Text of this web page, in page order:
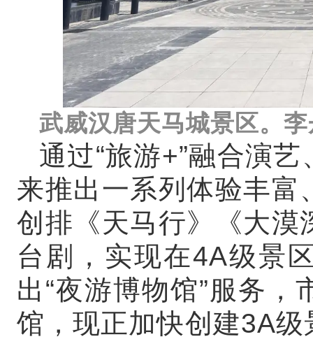
武威汉唐天马城景区。
通过“旅游+”融合演
来推出一系列体验丰富
创排《天马行》《大漠
台剧，实现在4A级景
出“夜游博物馆”服务
馆，现正加快创建3A